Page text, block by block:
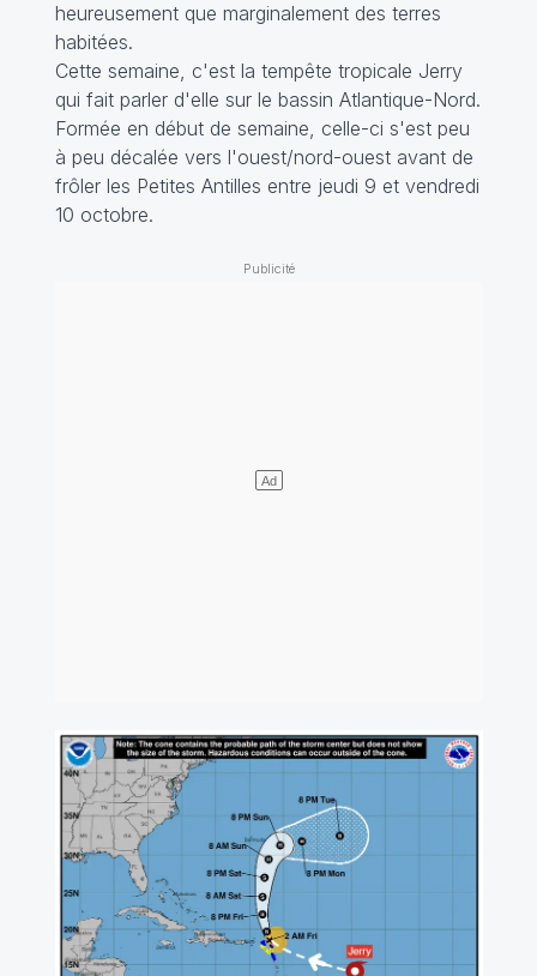
heureusement que marginalement des terres
habitées.
Cette semaine, c'est la tempête tropicale Jerry
qui fait parler d'elle sur le bassin Atlantique-Nord.
Formée en début de semaine, celle-ci s'est peu
à peu décalée vers l'ouest/nord-ouest avant de
frôler les Petites Antilles entre jeudi 9 et vendredi
10 octobre.